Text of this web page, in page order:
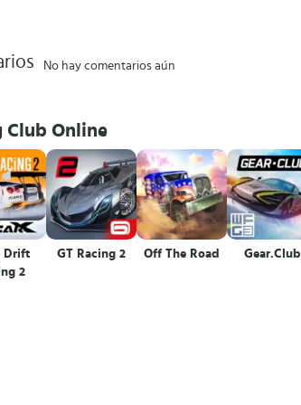
No hay comentarios aún
Club Online
Drift
2
GT Racing 2 Off The Road Gear.Club